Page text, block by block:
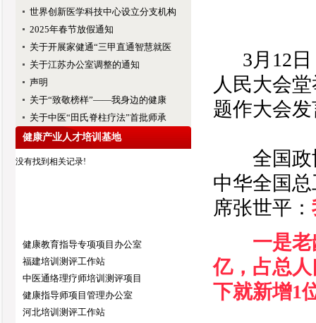
世界创新医学科技中心设立分支机构
2025年春节放假通知
关于开展家健通“三甲直通智慧就医
关于江苏办公室调整的通知
声明
关于“致敬榜样”——我身边的健康
关于中医“田氏脊柱疗法”首批师承
健康产业人才培训基地
没有找到相关记录!
健康教育指导专项项目办公室
福建培训测评工作站
中医通络理疗师培训测评项目
健康指导师项目管理办公室
河北培训测评工作站
3月12日
人民大会
题作大会
全国政协
中华全国
席张世平：
一是
亿，占总
下就新增1